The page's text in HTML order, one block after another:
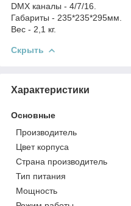
DMX каналы - 4/7/16.
Габариты - 235*235*295мм.
Вес - 2,1 кг.
Скрыть
Характеристики
Основные
Производитель
Цвет корпуса
Страна производитель
Тип питания
Мощность